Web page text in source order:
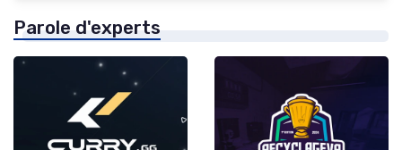
Parole d'experts